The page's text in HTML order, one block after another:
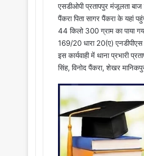
एसडीओपी प्रतापपुर मंजूलता बाज
पैंकरा पिता सागर पैंकरा के यहां
44 किलो 300 ग्राम का पाया
169/20 धारा 20(ए) एनडीपीएस
इस कार्यवाही में थाना प्रभारी
सिंह, विनोद पैंकरा, शेखर